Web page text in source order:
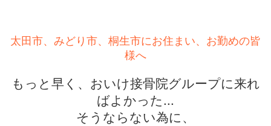
太田市、みどり市、桐生市にお住まい、お勤めの皆
様へ
もっと早く、おいけ接骨院グループに来れ
ばよかった...
そうならない為に、